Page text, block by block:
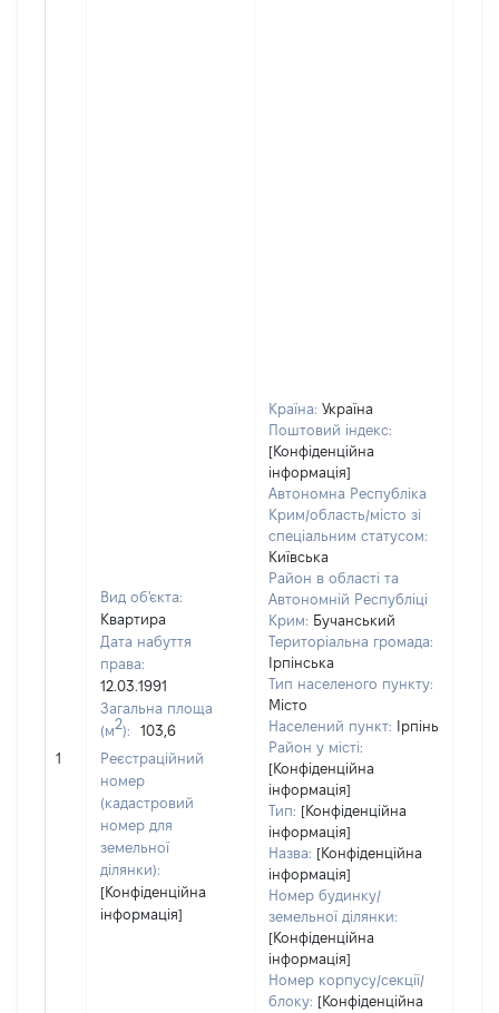
1
Вид об'єкта:
Квартира
Дата набуття
права:
12.03.1991
Загальна площа
(м2):
103,6
Реєстраційний
номер
(кадастровий
номер для
земельної
ділянки):
[Конфіденційна
інформація]
Країна: Україна
Поштовий індекс:
[Конфіденційна
інформація]
Автономна Республіка
Крим/область/місто зі
спеціальним статусом:
Київська
Район в області та
Автономній Республіці
Крим: Бучанський
Територіальна громада:
Ірпінська
Тип населеного пункту:
Місто
Населений пункт:
Ірпінь
Район у місті:
[Конфіденційна
інформація]
Тип: [Конфіденційна
інформація]
Назва: [Конфіденційна
інформація]
Номер будинку/
земельної ділянки:
[Конфіденційна
інформація]
Номер корпусу/секції/
блоку: [Конфіденційна